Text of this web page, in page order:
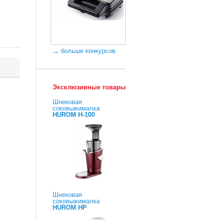
→ больше конкурсов
Эксклюзивные товары
Шнековая
соковыжималка
HUROM H-100
Шнековая
соковыжималка
HUROM HP